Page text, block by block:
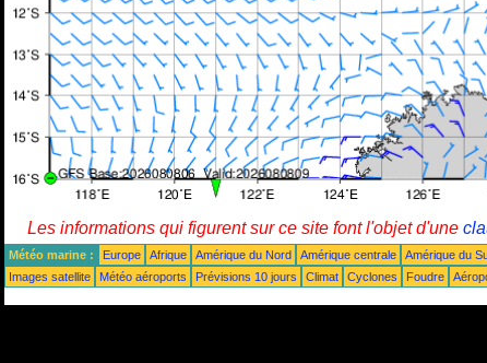
Les informations qui figurent sur ce site font l'objet d'une
Météo marine : Europe Afrique Amérique du Nord Amérique centrale Amérique du
Images satellite
Météo aéroports Prévisions 10 jours Climat Cyclones Foudre